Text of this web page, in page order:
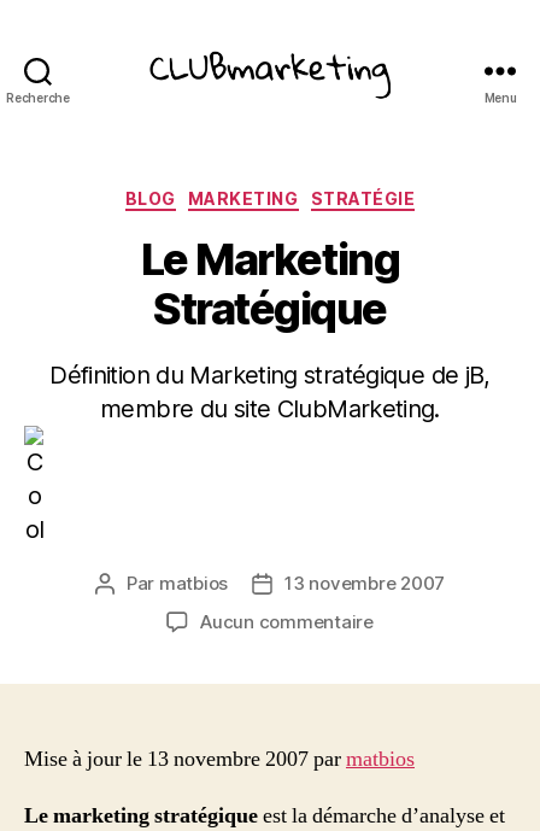
Recherche Menu
Catégories
BLOG MARKETING STRATÉGIE
Le Marketing
Stratégique
Définition du Marketing stratégique de jB,
membre du site ClubMarketing.
Auteur
Par matbios
Date13 novembre 2007
Aucun commentairesur
Mise à jour le 13 novembre 2007 parmatbios
Le marketing stratégiqueest la démarche d’analyse et